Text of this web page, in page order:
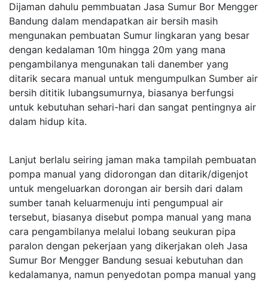
Dijaman dahulu pemmbuatan Jasa Sumur Bor Mengger
Bandung dalam mendapatkan air bersih masih
mengunakan pembuatan Sumur lingkaran yang besar
dengan kedalaman 10m hingga 20m yang mana
pengambilanya mengunakan tali danember yang
ditarik secara manual untuk mengumpulkan Sumber air
bersih dititik lubangsumurnya, biasanya berfungsi
untuk kebutuhan sehari-hari dan sangat pentingnya air
dalam hidup kita.
Lanjut berlalu seiring jaman maka tampilah pembuatan
pompa manual yang didorongan dan ditarik/digenjot
untuk mengeluarkan dorongan air bersih dari dalam
sumber tanah keluarmenuju inti pengumpual air
tersebut, biasanya disebut pompa manual yang mana
cara pengambilanya melalui lobang seukuran pipa
paralon dengan pekerjaan yang dikerjakan oleh Jasa
Sumur Bor Mengger Bandung sesuai kebutuhan dan
kedalamanya, namun penyedotan pompa manual yang